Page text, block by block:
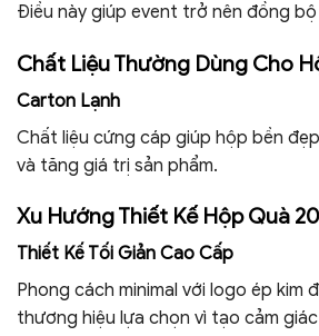
Điều này giúp event trở nên đồng
Chất Liệu Thường Dùng Cho
Carton Lạnh
Chất liệu cứng cáp giúp hộp bền
và tăng giá trị sản phẩm.
Xu Hướng Thiết Kế Hộp Quà
Thiết Kế Tối Giản Cao Cấp
Phong cách minimal với logo ép kim
thương hiệu lựa chọn vì tạo cảm